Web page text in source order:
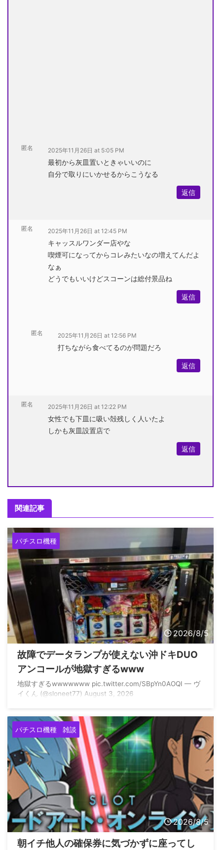
匿名 2025年11月26日 at 5:05 PM
最初から灰皿置いときゃいいのに
自分で取りにいかせるからこうなる
返信
匿名 2025年11月26日 at 12:45 PM
キャッスルワンダー店やな
喫煙可になってからコレみたいなの増えてんだよ
なぁ
どうでもいいけどスコーンは総付景品ね
返信
匿名 2025年11月26日 at 12:56 PM
打ちながら食べてるのが問題だろ
返信
匿名 2025年11月26日 at 12:22 PM
女性でも下皿に吸い殻残しく人いたよ
しかも灰皿設置店で
返信
関連記事
パチスロ機種
2026/8/5
故障でデータランプが使えない沖ドキDUO
アンコールが地獄すぎるwww
地獄すぎるwwwwwww pic.twitter.com/SBpYn0AOQI — ヴ
イくん (@sloneet77) August 3, 2026
パチスロ機種 雑談
2026/8/5
朝イチ他人の確保券に気づかずに座ってし